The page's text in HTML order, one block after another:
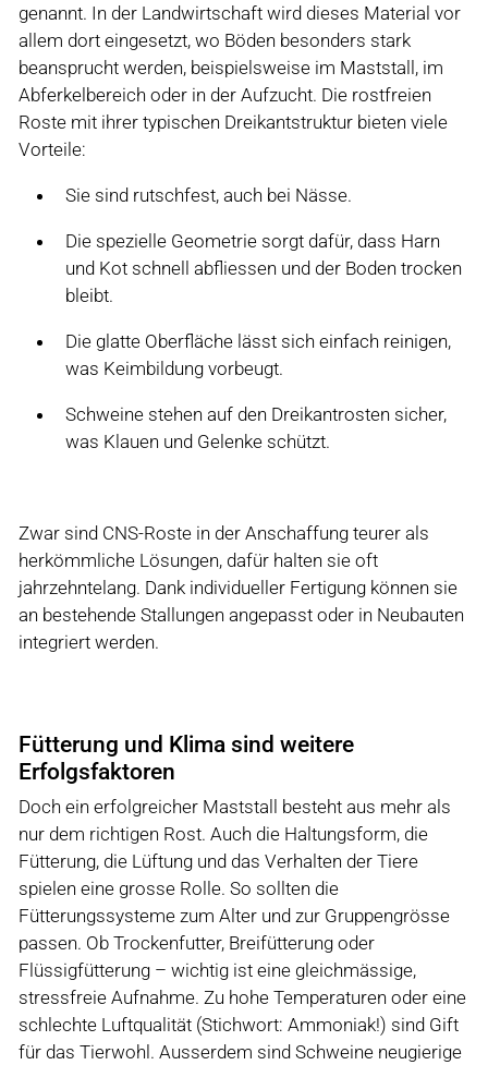
genannt. In der Landwirtschaft wird dieses Material vor
allem dort eingesetzt, wo Böden besonders stark
beansprucht werden, beispielsweise im Maststall, im
Abferkelbereich oder in der Aufzucht. Die rostfreien
Roste mit ihrer typischen Dreikantstruktur bieten viele
Vorteile:
Sie sind rutschfest, auch bei Nässe.
Die spezielle Geometrie sorgt dafür, dass Harn
und Kot schnell abfliessen und der Boden trocken
bleibt.
Die glatte Oberfläche lässt sich einfach reinigen,
was Keimbildung vorbeugt.
Schweine stehen auf den Dreikantrosten sicher,
was Klauen und Gelenke schützt.
Zwar sind CNS-Roste in der Anschaffung teurer als
herkömmliche Lösungen, dafür halten sie oft
jahrzehntelang. Dank individueller Fertigung können sie
an bestehende Stallungen angepasst oder in Neubauten
integriert werden.
Fütterung und Klima sind weitere
Erfolgsfaktoren
Doch ein erfolgreicher Maststall besteht aus mehr als
nur dem richtigen Rost. Auch die Haltungsform, die
Fütterung, die Lüftung und das Verhalten der Tiere
spielen eine grosse Rolle. So sollten die
Fütterungssysteme zum Alter und zur Gruppengrösse
passen. Ob Trockenfutter, Breifütterung oder
Flüssigfütterung – wichtig ist eine gleichmässige,
stressfreie Aufnahme. Zu hohe Temperaturen oder eine
schlechte Luftqualität (Stichwort: Ammoniak!) sind Gift
für das Tierwohl. Ausserdem sind Schweine neugierige